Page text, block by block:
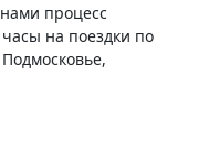
процесс
на поездки по